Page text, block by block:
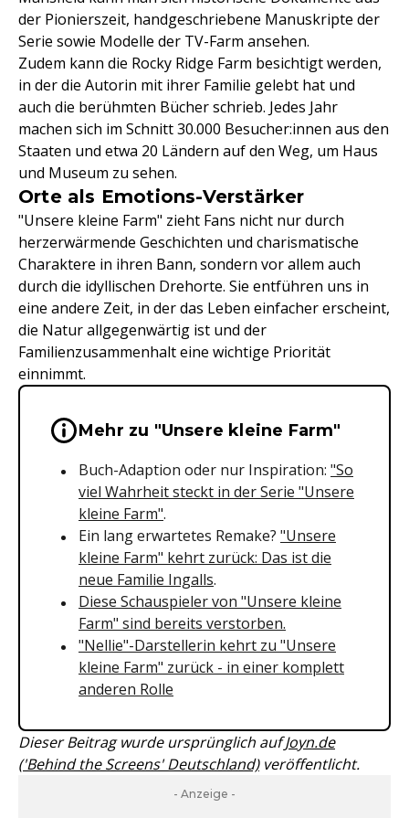
der Pionierszeit, handgeschriebene Manuskripte der
Serie sowie Modelle der TV-Farm ansehen.
Zudem kann die Rocky Ridge Farm besichtigt werden,
in der die Autorin mit ihrer Familie gelebt hat und
auch die berühmten Bücher schrieb. Jedes Jahr
machen sich im Schnitt 30.000 Besucher:innen aus den
Staaten und etwa 20 Ländern auf den Weg, um Haus
und Museum zu sehen.
Orte als Emotions-Verstärker
"Unsere kleine Farm" zieht Fans nicht nur durch
herzerwärmende Geschichten und charismatische
Charaktere in ihren Bann, sondern vor allem auch
durch die idyllischen Drehorte. Sie entführen uns in
eine andere Zeit, in der das Leben einfacher erscheint,
die Natur allgegenwärtig ist und der
Familienzusammenhalt eine wichtige Priorität
einnimmt.
Wichtige Hinweise &
Mehr zu "Unsere kleine Farm"
Buch-Adaption oder nur Inspiration: "So
viel Wahrheit steckt in der Serie "Unsere
kleine Farm".
Ein lang erwartetes Remake? "Unsere
kleine Farm" kehrt zurück: Das ist die
neue Familie Ingalls.
Diese Schauspieler von "Unsere kleine
Farm" sind bereits verstorben.
"Nellie"-Darstellerin kehrt zu "Unsere
kleine Farm" zurück - in einer komplett
anderen Rolle
Dieser Beitrag wurde ursprünglich aufJoyn.de
('Behind the Screens' Deutschland)veröffentlicht.
- Anzeige -